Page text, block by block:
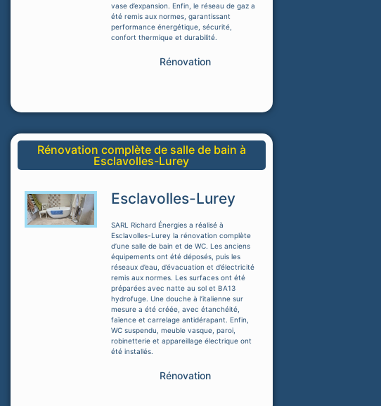
vase d’expansion. Enfin, le réseau de gaz a
été remis aux normes, garantissant
performance énergétique, sécurité,
confort thermique et durabilité.
Rénovation
Rénovation complète de salle de bain à
Esclavolles-Lurey
Esclavolles-Lurey
SARL Richard Énergies a réalisé à
Esclavolles-Lurey la rénovation complète
d’une salle de bain et de WC. Les anciens
équipements ont été déposés, puis les
réseaux d’eau, d’évacuation et d’électricité
remis aux normes. Les surfaces ont été
préparées avec natte au sol et BA13
hydrofuge. Une douche à l’italienne sur
mesure a été créée, avec étanchéité,
faïence et carrelage antidérapant. Enfin,
WC suspendu, meuble vasque, paroi,
robinetterie et appareillage électrique ont
été installés.
Rénovation